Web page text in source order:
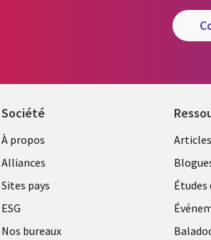
Société
À propos
Alliances
Sites pays
ESG
Nos bureaux
Articles
Études